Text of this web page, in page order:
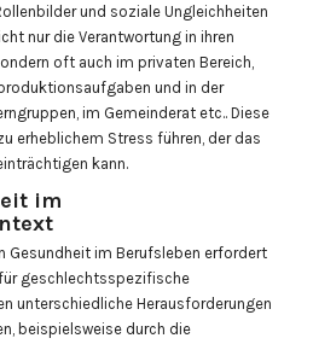
und soziale Ungleichheiten
nur die Verantwortung in ihren
oft auch im privaten Bereich,
und in der
im Gemeinderat etc.. Diese
erheblichem Stress führen, der das
kann.
im
Gesundheit im Berufsleben erfordert
geschlechtsspezifische
unterschiedliche Herausforderungen
beispielsweise durch die